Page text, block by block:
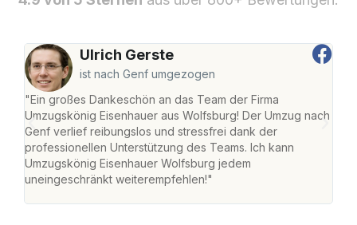
Ulrich Gerste
ist nach Genf umgezogen
"Ein großes Dankeschön an das Team der Firma
Umzugskönig Eisenhauer aus Wolfsburg! Der Umzug nach
Genf verlief reibungslos und stressfrei dank der
professionellen Unterstützung des Teams. Ich kann
Umzugskönig Eisenhauer Wolfsburg jedem
uneingeschränkt weiterempfehlen!"